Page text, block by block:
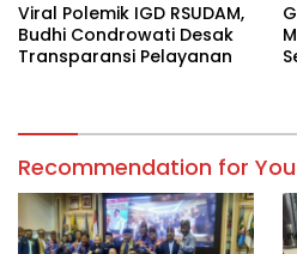
Viral Polemik IGD RSUDAM,
Budhi Condrowati Desak
Transparansi Pelayanan
Recommendation for You